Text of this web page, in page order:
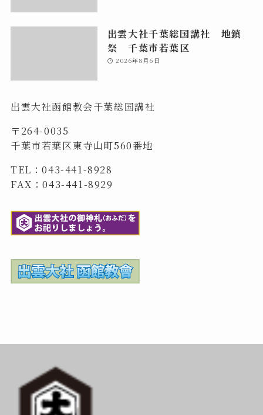
出雲大社千葉総国講社 地鎮
祭 千葉市若葉区
2026年8月6日
出雲大社函館教会千葉総国講社
〒264-0035
千葉市若葉区東寺山町560番地
TEL：043-441-8928
FAX：043-441-8929